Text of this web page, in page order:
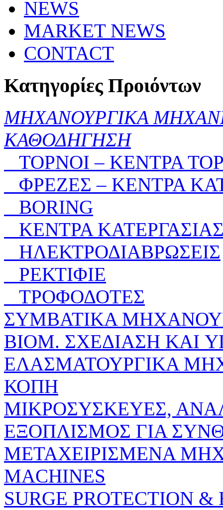
NEWS
MARKET NEWS
CONTACT
Κατηγορίες Προιόντων
ΜΗΧΑΝΟΥΡΓΙΚΑ
ΚΑΘΟΔΗΓΗΣΗ
ΤΟΡΝΟΙ – ΚΕΝΤΡΑ
ΦΡΕΖΕΣ – ΚΕΝΤΡΑ
BORING
ΚΕΝΤΡΑ
ΗΛΕΚΤΡΟΔΙΑΒΡΩΣΕΙΣ
ΡΕΚΤΙΦΙΕ
ΤΡΟΦΟΔΟΤΕΣ
ΣΥΜΒΑΤΙΚΑ
ΒΙΟΜ. ΣΧΕΔΙΑΣΗ KAI
ΕΛΑΣΜΑΤΟΥΡΓΙΚΑ
ΚΟΠΗ
ΜΙΚΡΟΣΥΣΚΕΥΕΣ,
ΕΞΟΠΛΙΣΜΟΣ ΓΙΑ
ΜΕΤΑΧΕΙΡΙΣΜΕΝΑ
MACHINES
SURGE PROTECTION &